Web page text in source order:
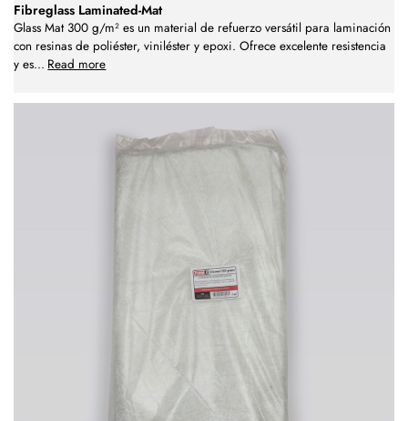
Fibreglass Laminated-Mat
Glass Mat 300 g/m² es un material de refuerzo versátil para laminación
con resinas de poliéster, viniléster y epoxi. Ofrece excelente resistencia
y es... Read more